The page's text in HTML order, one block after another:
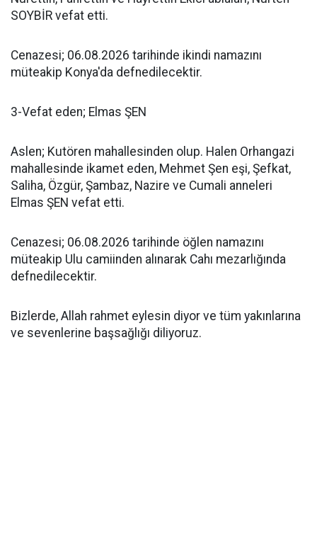
SOYBİR vefat etti.
Cenazesi; 06.08.2026 tarihinde ikindi namazını
müteakip Konya'da defnedilecektir.
3-Vefat eden; Elmas ŞEN
Aslen; Kutören mahallesinden olup. Halen Orhangazi
mahallesinde ikamet eden, Mehmet Şen eşi, Şefkat,
Saliha, Özgür, Şambaz, Nazire ve Cumali anneleri
Elmas ŞEN vefat etti.
Cenazesi; 06.08.2026 tarihinde öğlen namazını
müteakip Ulu camiinden alınarak Cahı mezarlığında
defnedilecektir.
Bizlerde, Allah rahmet eylesin diyor ve tüm yakınlarına
ve sevenlerine başsağlığı diliyoruz.